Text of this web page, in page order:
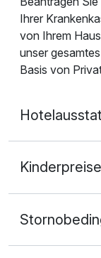
Ihrer
von Ihrem
unser
Basis von
Kinderpreise